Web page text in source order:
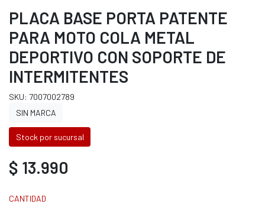
PLACA BASE PORTA PATENTE
PARA MOTO COLA METAL
DEPORTIVO CON SOPORTE DE
INTERMITENTES
SKU: 7007002789
SIN MARCA
Stock por sucursal
$ 13.990
CANTIDAD